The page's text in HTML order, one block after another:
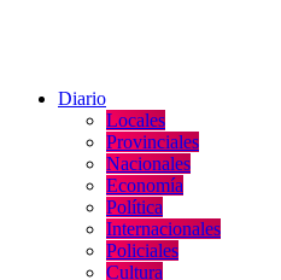
Diario
Locales
Provinciales
Nacionales
Economía
Política
Internacionales
Policiales
Cultura